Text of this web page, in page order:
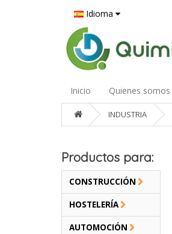
Idioma
Inicio Quienes somos
INDUSTRIA
Productos para:
CONSTRUCCIÓN
HOSTELERÍA
AUTOMOCIÓN